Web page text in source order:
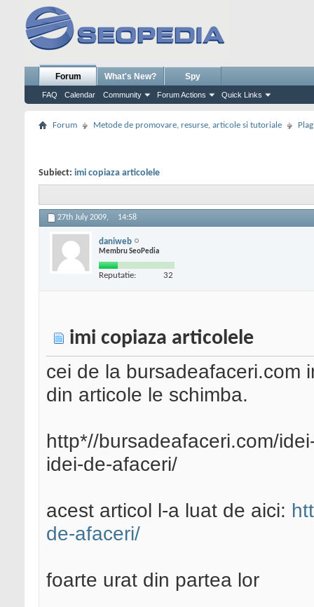
Forum
FAQ Calendar Community Forum Actions Quick Links
What's New? Spy
Forum Metode de promovare, resurse, articole si tutoriale
Subiect: imi copiaza articolele
27th July 2009, 14:58
daniweb
Membru SeoPedia
Reputatie: 32
imi copiaza articolele
cei de la bursadeafaceri.com
din articole le schimba.
http*//bursadeafaceri.com/
idei-de-afaceri/
acest articol l-a luat de aici:
de-afaceri/
foarte urat din partea lor